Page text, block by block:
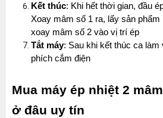
Kết thúc: Khi hết thời gian, đầu
Xoay mâm số 1 ra, lấy sản phẩm
xoay mâm số 2 vào vị trí ép
Tắt máy: Sau khi kết thúc ca
phích cắm điện
Mua máy ép nhiệt 2
ở đâu uy tín